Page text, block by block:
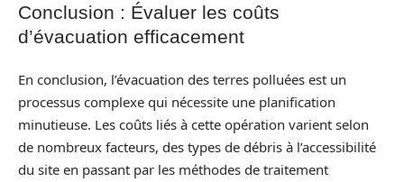
Conclusion : Évaluer les coûts
d’évacuation efficacement
En conclusion, l’évacuation des terres polluées est un
processus complexe qui nécessite une planification
minutieuse. Les coûts liés à cette opération varient selon
de nombreux facteurs, des types de débris à l’accessibilité
du site en passant par les méthodes de traitement